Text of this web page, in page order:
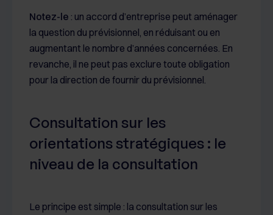
Notez-le : un accord d’entreprise peut aménager
la question du prévisionnel, en réduisant ou en
augmentant le nombre d’années concernées. En
revanche, il ne peut pas exclure toute obligation
pour la direction de fournir du prévisionnel.
Consultation sur les
orientations stratégiques : le
niveau de la consultation
Le principe est simple : la consultation sur les